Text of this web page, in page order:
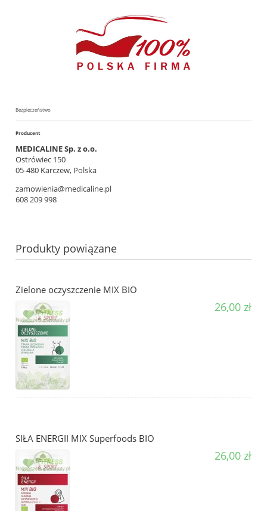
Bezpieczeństwo
Producent
MEDICALINE Sp. z o.o.
Ostrówiec 150
05-480 Karczew, Polska
zamowienia@medicaline.pl
608 209 998
Produkty powiązane
Zielone oczyszczenie MIX BIO
26,00 zł
SIŁA ENERGII MIX Superfoods BIO
26,00 zł